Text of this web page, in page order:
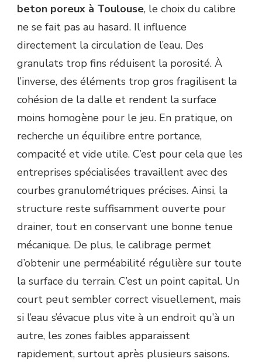
beton poreux à Toulouse, le choix du calibre
ne se fait pas au hasard. Il influence
directement la circulation de l’eau. Des
granulats trop fins réduisent la porosité. À
l’inverse, des éléments trop gros fragilisent la
cohésion de la dalle et rendent la surface
moins homogène pour le jeu. En pratique, on
recherche un équilibre entre portance,
compacité et vide utile. C’est pour cela que les
entreprises spécialisées travaillent avec des
courbes granulométriques précises. Ainsi, la
structure reste suffisamment ouverte pour
drainer, tout en conservant une bonne tenue
mécanique. De plus, le calibrage permet
d’obtenir une perméabilité régulière sur toute
la surface du terrain. C’est un point capital. Un
court peut sembler correct visuellement, mais
si l’eau s’évacue plus vite à un endroit qu’à un
autre, les zones faibles apparaissent
rapidement, surtout après plusieurs saisons.